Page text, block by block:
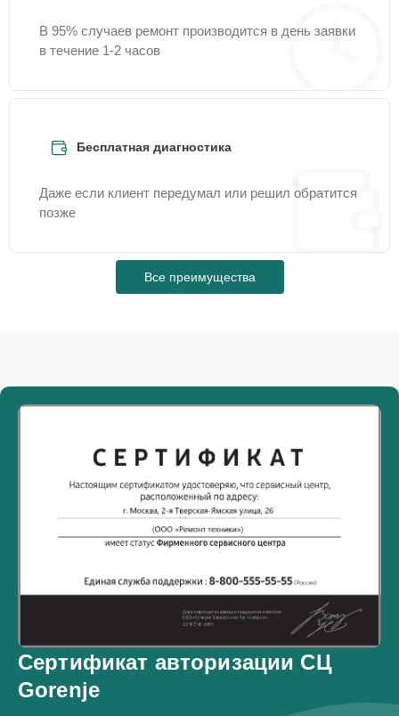
В 95% случаев ремонт производится в день заявки
в течение 1-2 часов
Бесплатная диагностика
Даже если клиент передумал или решил обратится
позже
Все преимущества
Сертификат авторизации СЦ
Gorenje